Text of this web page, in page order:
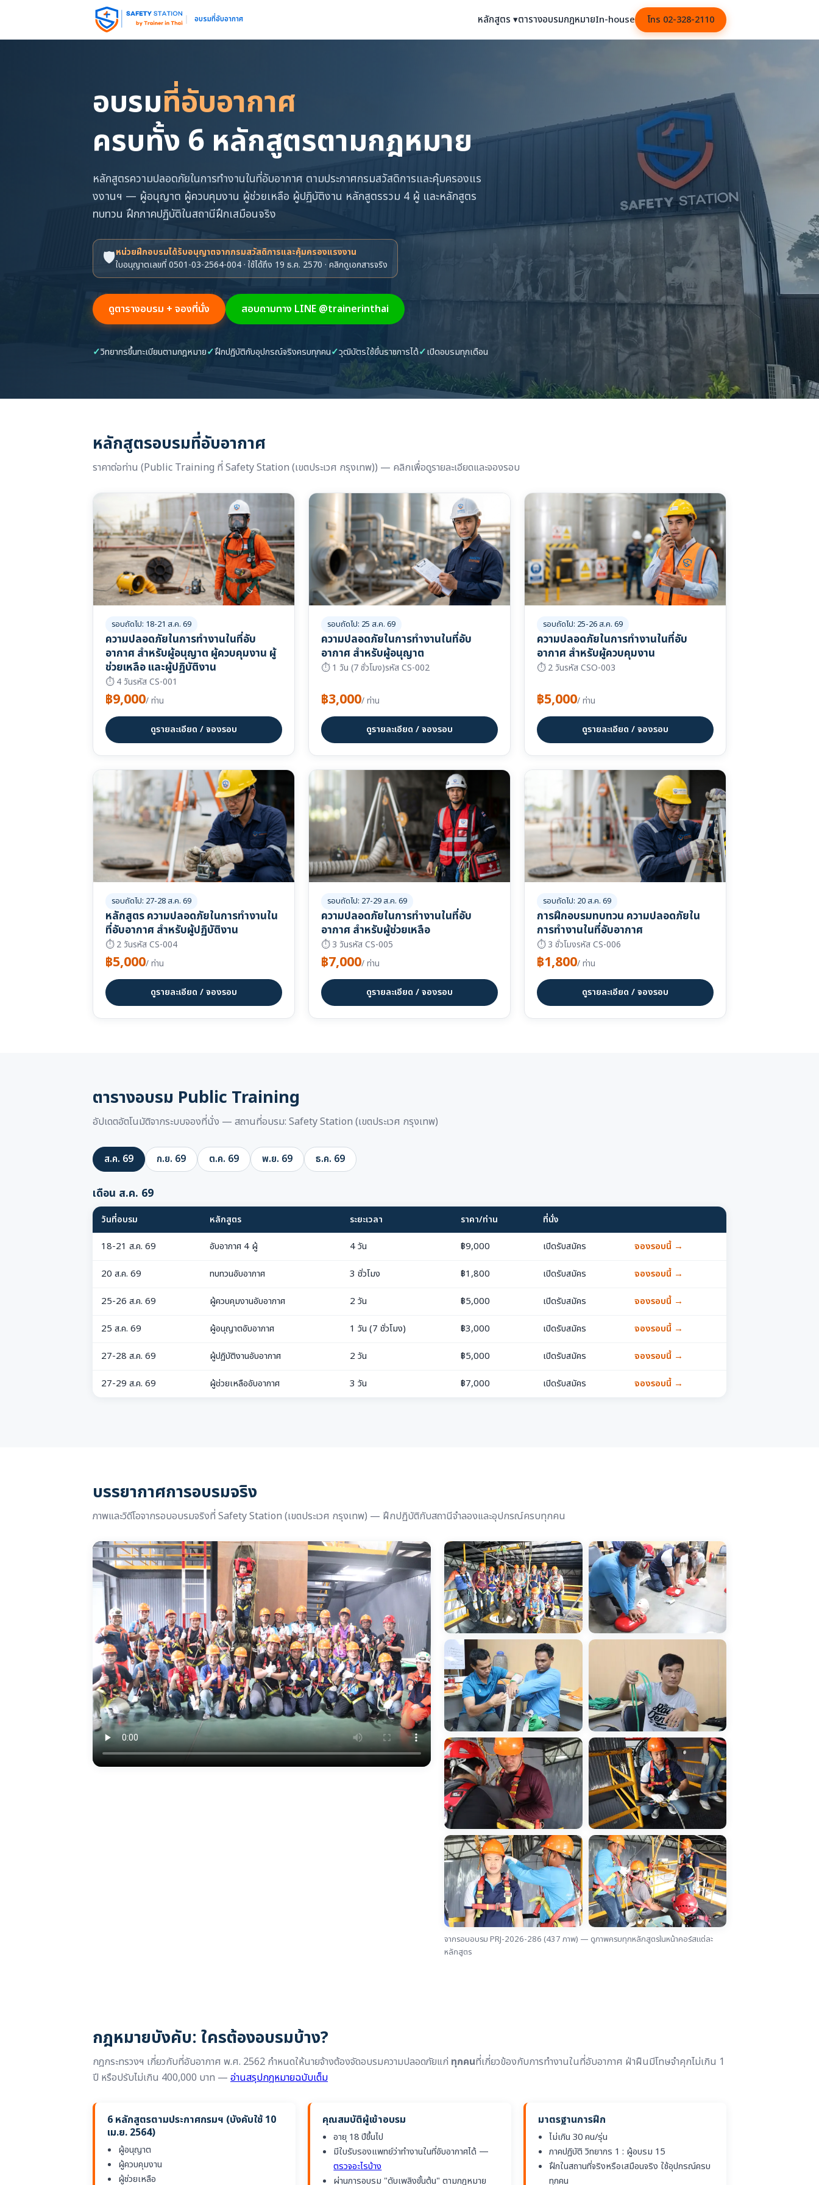
อบรมที่อับอากาศ หลักสูตร ▾ตารางอบรมกฎหมายIn-house โทร 02-328-2110
อบรมที่อับอากาศ
ครบทั้ง 6 หลักสูตรตามกฎหมาย
หลักสูตรความปลอดภัยในการทำงานในที่อับอากาศ ตามประกาศกรมสวัสดิการและคุ้มครองแร
งงานฯ — ผู้อนุญาต ผู้ควบคุมงาน ผู้ช่วยเหลือ ผู้ปฏิบัติงาน หลักสูตรรวม 4 ผู้ และหลักสูตร
ทบทวน ฝึกภาคปฏิบัติในสถานีฝึกเสมือนจริง
🛡️หน่วยฝึกอบรมได้รับอนุญาตจากกรมสวัสดิการและคุ้มครองแรงงาน
ใบอนุญาตเลขที่ 0501-03-2564-004 · ใช้ได้ถึง 19 ธ.ค. 2570 · คลิกดูเอกสารจริง
ดูตารางอบรม + จองที่นั่ง สอบถามทาง LINE @trainerinthai
✓วิทยากรขึ้นทะเบียนตามกฎหมาย✓ฝึกปฏิบัติกับอุปกรณ์จริงครบทุกคน✓วุฒิบัตรใช้ยื่นราชการได้✓เปิดอบรมทุกเดือน
หลักสูตรอบรมที่อับอากาศ
ราคาต่อท่าน (Public Training ที่ Safety Station (เขตประเวศ กรุงเทพ)) — คลิกเพื่อดูรายละเอียดและจองรอบ
รอบถัดไป: 18-21 ส.ค. 69
ความปลอดภัยในการทำงานในที่อับ
อากาศ สำหรับผู้อนุญาต ผู้ควบคุมงาน ผู้
ช่วยเหลือ และผู้ปฏิบัติงาน
⏱ 4 วันรหัส CS-001
฿9,000/ ท่าน
ดูรายละเอียด / จองรอบ
รอบถัดไป: 25 ส.ค. 69
ความปลอดภัยในการทำงานในที่อับ
อากาศ สำหรับผู้อนุญาต
⏱ 1 วัน (7 ชั่วโมง)รหัส CS-002
฿3,000/ ท่าน
ดูรายละเอียด / จองรอบ
รอบถัดไป: 25-26 ส.ค. 69
ความปลอดภัยในการทำงานในที่อับ
อากาศ สำหรับผู้ควบคุมงาน
⏱ 2 วันรหัส CSO-003
฿5,000/ ท่าน
ดูรายละเอียด / จองรอบ
รอบถัดไป: 27-28 ส.ค. 69
หลักสูตร ความปลอดภัยในการทำงานใน
ที่อับอากาศ สำหรับผู้ปฏิบัติงาน
⏱ 2 วันรหัส CS-004
฿5,000/ ท่าน
ดูรายละเอียด / จองรอบ
รอบถัดไป: 27-29 ส.ค. 69
ความปลอดภัยในการทำงานในที่อับ
อากาศ สำหรับผู้ช่วยเหลือ
⏱ 3 วันรหัส CS-005
฿7,000/ ท่าน
ดูรายละเอียด / จองรอบ
รอบถัดไป: 20 ส.ค. 69
การฝึกอบรมทบทวน ความปลอดภัยใน
การทำงานในที่อับอากาศ
⏱ 3 ชั่วโมงรหัส CS-006
฿1,800/ ท่าน
ดูรายละเอียด / จองรอบ
ตารางอบรม Public Training
อัปเดตอัตโนมัติจากระบบจองที่นั่ง — สถานที่อบรม: Safety Station (เขตประเวศ กรุงเทพ)
ส.ค. 69 ก.ย. 69 ต.ค. 69 พ.ย. 69 ธ.ค. 69
เดือน ส.ค. 69
วันที่อบรม หลักสูตร ระยะเวลา ราคา/ท่าน ที่นั่ง
18-21 ส.ค. 69 อับอากาศ 4 ผู้ 4 วัน ฿9,000 เปิดรับสมัคร
จองรอบนี้ →
20 ส.ค. 69
ทบทวนอับอากาศ 3 ชั่วโมง ฿1,800 เปิดรับสมัคร
จองรอบนี้ →
25-26 ส.ค. 69
ผู้ควบคุมงานอับอากาศ 2 วัน ฿5,000 เปิดรับสมัคร
จองรอบนี้ →
25 ส.ค. 69
ผู้อนุญาตอับอากาศ 1 วัน (7 ชั่วโมง) ฿3,000 เปิดรับสมัคร
จองรอบนี้ →
27-28 ส.ค. 69
ผู้ปฏิบัติงานอับอากาศ 2 วัน ฿5,000 เปิดรับสมัคร
จองรอบนี้ →
27-29 ส.ค. 69
ผู้ช่วยเหลืออับอากาศ 3 วัน ฿7,000 เปิดรับสมัคร จองรอบนี้ →
บรรยากาศการอบรมจริง
ภาพและวิดีโอจากรอบอบรมจริงที่ Safety Station (เขตประเวศ กรุงเทพ) — ฝึกปฏิบัติกับสถานีจำลองและอุปกรณ์ครบทุกคน
จากรอบอบรม PRJ-2026-286 (437 ภาพ) — ดูภาพครบทุกหลักสูตรในหน้าคอร์สแต่ละ
หลักสูตร
กฎหมายบังคับ: ใครต้องอบรมบ้าง?
กฎกระทรวงฯ เกี่ยวกับที่อับอากาศ พ.ศ. 2562 กำหนดให้นายจ้างต้องจัดอบรมความปลอดภัยแก่ ทุกคนที่เกี่ยวข้องกับการทำงานในที่อับอากาศ ฝ่าฝืนมีโทษจำคุกไม่เกิน 1
ปี หรือปรับไม่เกิน 400,000 บาท — อ่านสรุปกฎหมายฉบับเต็ม
6 หลักสูตรตามประกาศกรมฯ (บังคับใช้ 10
เม.ย. 2564)
ผู้อนุญาต
ผู้ควบคุมงาน
ผู้ช่วยเหลือ
คุณสมบัติผู้เข้าอบรม
อายุ 18 ปีขึ้นไป
มีใบรับรองแพทย์ว่าทำงานในที่อับอากาศได้ —
ตรวจอะไรบ้าง
ผ่านการอบรม "ดับเพลิงขั้นต้น" ตามกฎหมาย
มาตรฐานการฝึก
ไม่เกิน 30 คน/รุ่น
ภาคปฏิบัติ วิทยากร 1 : ผู้อบรม 15
ฝึกในสถานที่จริงหรือเสมือนจริง ใช้อุปกรณ์ครบ
ทุกคน